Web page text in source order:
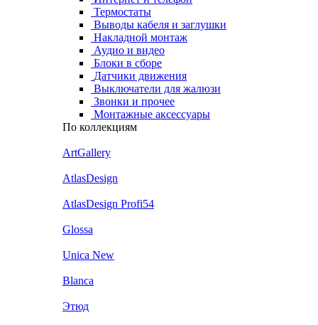
Термостаты
Выводы кабеля и заглушки
Накладной монтаж
Аудио и видео
Блоки в сборе
Датчики движения
Выключатели для жалюзи
Звонки и прочее
Монтажные аксессуары
По коллекциям
ArtGallery
AtlasDesign
AtlasDesign Profi54
Glossa
Unica New
Blanca
Этюд